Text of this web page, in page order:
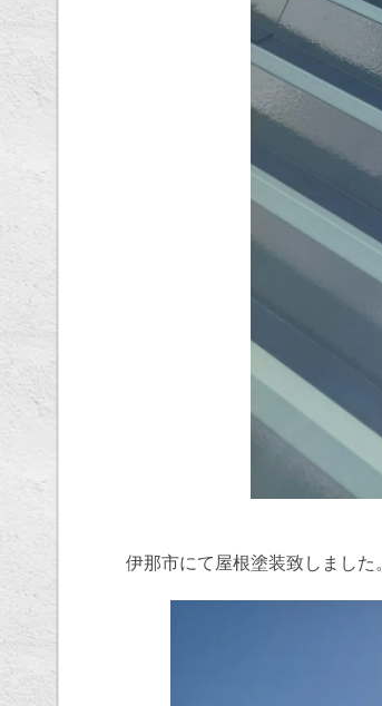
伊那市にて屋根塗装致しました。